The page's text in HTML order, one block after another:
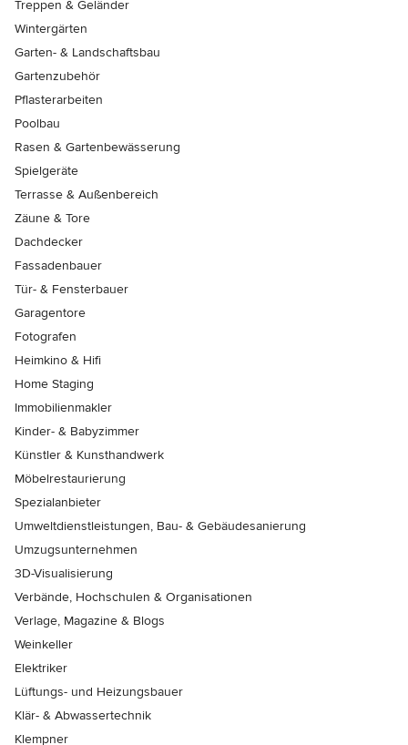
Treppen & Geländer
Wintergärten
Garten- & Landschaftsbau
Gartenzubehör
Pflasterarbeiten
Poolbau
Rasen & Gartenbewässerung
Spielgeräte
Terrasse & Außenbereich
Zäune & Tore
Dachdecker
Fassadenbauer
Tür- & Fensterbauer
Garagentore
Fotografen
Heimkino & Hifi
Home Staging
Immobilienmakler
Kinder- & Babyzimmer
Künstler & Kunsthandwerk
Möbelrestaurierung
Spezialanbieter
Umweltdienstleistungen, Bau- & Gebäudesanierung
Umzugsunternehmen
3D-Visualisierung
Verbände, Hochschulen & Organisationen
Verlage, Magazine & Blogs
Weinkeller
Elektriker
Lüftungs- und Heizungsbauer
Klär- & Abwassertechnik
Klempner